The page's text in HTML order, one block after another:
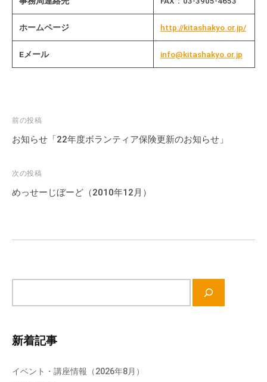
ホームページ http://kitashakyo.or.jp/
Eメール info@kitashakyo.or.jp
投
稿
ビ
ゲ
ョ
前の投稿
お知らせ「22年度ボランティア保険更新のお知らせ」
次の投稿
めっせーじぼーど（2010年12月）
検
新着記事
イベント・講座情報（2026年8月）